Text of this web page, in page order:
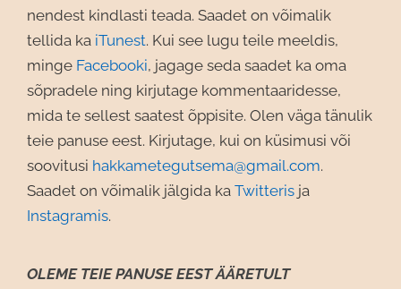
nendest kindlasti teada. Saadet on võimalik
tellida ka iTunest. Kui see lugu teile meeldis,
minge Facebooki, jagage seda saadet ka oma
sõpradele ning kirjutage kommentaaridesse,
mida te sellest saatest õppisite. Olen väga tänulik
teie panuse eest. Kirjutage, kui on küsimusi või
soovitusi hakkametegutsema@gmail.com.
Saadet on võimalik jälgida ka Twitteris ja
Instagramis.
OLEME TEIE PANUSE EEST ÄÄRETULT